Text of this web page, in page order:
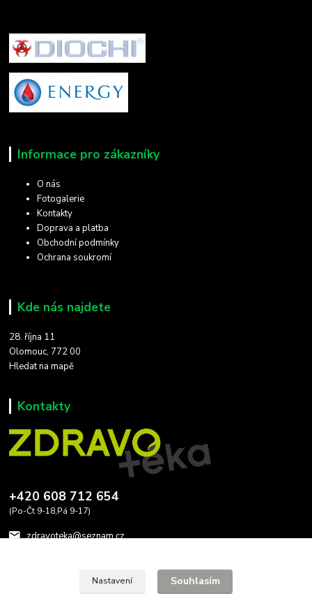
Informace pro zákazníky
O nás
Fotogalerie
Kontakty
Doprava a platba
Obchodní podmínky
Ochrana soukromí
Kde nás najdete
28. října 11
Olomouc, 772 00
Hledat na mapě
Kontakty
+420 608 712 654
(Po-Čt 9-18,Pá 9-17)
zdravoteka@seznam.cz
Nastavení Souhlasím